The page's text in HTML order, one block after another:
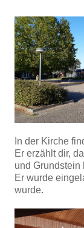
In der Kirche
Er erzählt dir,
und Grundstein
Er wurde
wurde.